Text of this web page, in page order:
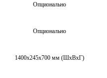
Опционально
Опционально
1400х245х700 мм (ШхВхГ)